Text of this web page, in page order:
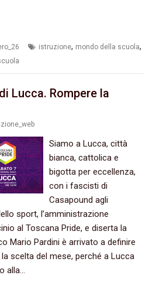
istruzione, mondo della scuola,
Lucca. Rompere la
Siamo a Lucca, città
bianca, cattolica e
bigotta per eccellenza,
con i fascisti di
Casapound agli
sport, l’amministrazione
al Toscana Pride, e diserta la
Mario Pardini è arrivato a definire
scelta del mese, perché a Lucca
alla…